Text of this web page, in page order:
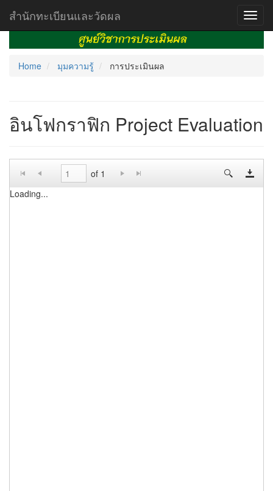
สำนักทะเบียนและวัดผล
Home มุมความรู้ การประเมินผล
อินโฟกราฟิก Project Evaluation
of 1
Loading...